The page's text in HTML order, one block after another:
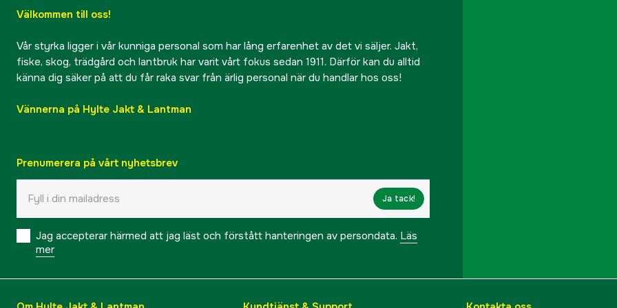
Välkommen till oss!
Vår styrka ligger i vår kunniga personal som har lång erfarenhet av det vi säljer. Jakt,
fiske, skog, trädgård och lantbruk har varit vårt fokus sedan 1911. Därför kan du alltid
känna dig säker på att du får raka svar från ärlig personal när du handlar hos oss!
Vännerna på Hylte Jakt & Lantman
Prenumerera på vårt nyhetsbrev
Ja tack!
Jag accepterar härmed att jag läst och förstått hanteringen av persondata. Läs
mer